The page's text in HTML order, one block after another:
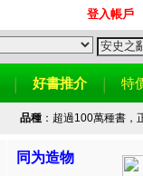
登入帳戶
好書推介 特
品種：超過100萬種書，
同为造物